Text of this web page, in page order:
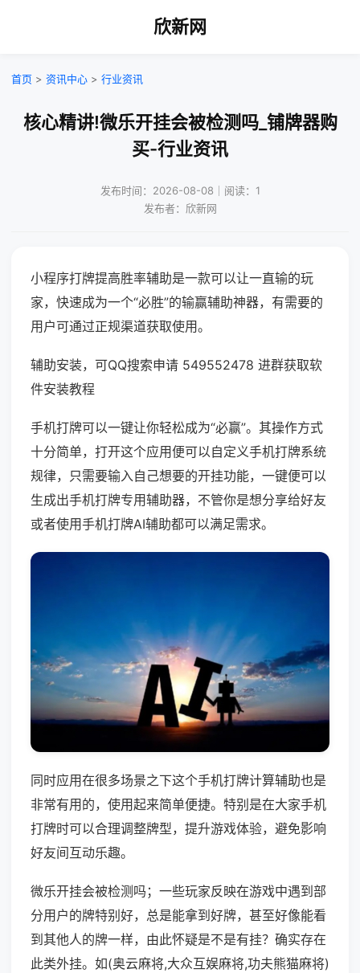
欣新网
首页 > 资讯中心 > 行业资讯
核心精讲!微乐开挂会被检测吗_铺牌器购
买-行业资讯
发布时间：2026-08-08｜阅读：1
发布者：欣新网
小程序打牌提高胜率辅助是一款可以让一直输的玩
家，快速成为一个“必胜”的输赢辅助神器，有需要的
用户可通过正规渠道获取使用。
辅助安装，可QQ搜索申请 549552478 进群获取软
件安装教程
手机打牌可以一键让你轻松成为“必赢”。其操作方式
十分简单，打开这个应用便可以自定义手机打牌系统
规律，只需要输入自己想要的开挂功能，一键便可以
生成出手机打牌专用辅助器，不管你是想分享给好友
或者使用手机打牌AI辅助都可以满足需求。
同时应用在很多场景之下这个手机打牌计算辅助也是
非常有用的，使用起来简单便捷。特别是在大家手机
打牌时可以合理调整牌型，提升游戏体验，避免影响
好友间互动乐趣。
微乐开挂会被检测吗；一些玩家反映在游戏中遇到部
分用户的牌特别好，总是能拿到好牌，甚至好像能看
到其他人的牌一样，由此怀疑是不是有挂？确实存在
此类外挂。如(奥云麻将,大众互娱麻将,功夫熊猫麻将)